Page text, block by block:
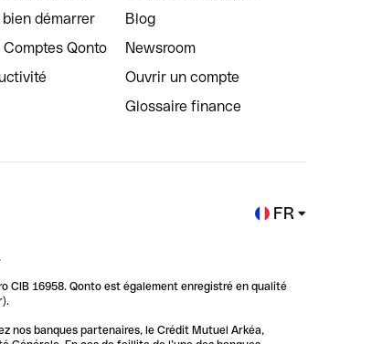
démarrer
Comptes Qonto
Blog
Newsroom
Ouvrir un compte
Glossaire finance
FR
CIB 16958. Qonto est également enregistré en qualité
nos banques partenaires, le Crédit Mutuel Arkéa,